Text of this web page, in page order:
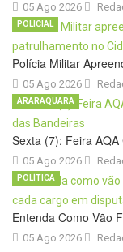
05 Ago 2026
Polícia Militar
05 Ago 2026
POLICIAL
Sexta (7): Feira
05 Ago 2026
ARARAQUARA
Entenda Como Vão
05 Ago 2026
POLÍTICA